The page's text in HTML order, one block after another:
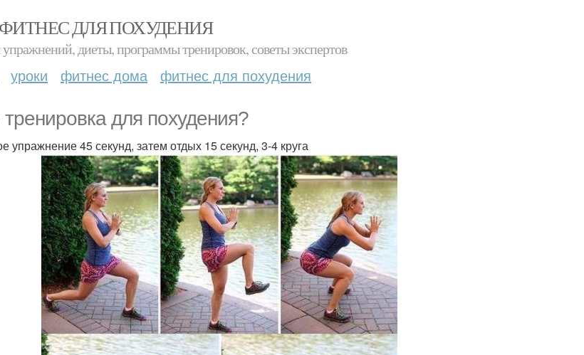
ФИТНЕС ДЛЯ ПОХУДЕНИЯ
диеты, программы тренировок, советы экспертов
уроки фитнес дома фитнес для похудения
для похудения?
упражнение 45 секунд, затем отдых 15 секунд, 3-4 круга